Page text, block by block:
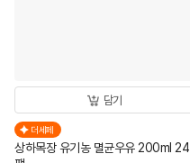
담기
더세페
상하목장 유기농 멸균우유 200ml 24